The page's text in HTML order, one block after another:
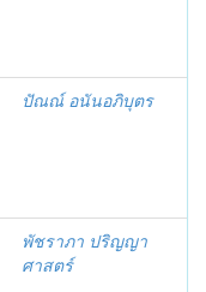
ปัณณ์ อนันอภิบุตร
พัชราภา ปริญญา
ศาสตร์